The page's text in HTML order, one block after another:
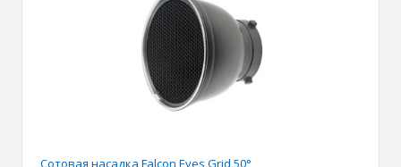
Сотовая насадка Falcon Eyes Grid 50°